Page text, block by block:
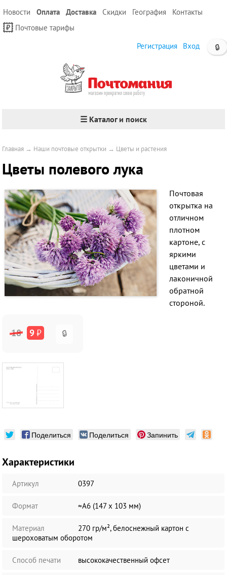
Новости Оплата Доставка Скидки География
Контакты
Почтовые тарифы
🔒
Регистрация Вход
☰ Каталог и поиск
Главная → Наши почтовые открытки → Цветы и растения
Цветы полевого лука
Почтовая
открытка на
отличном
плотном
картоне, с
яркими
цветами и
лаконичной
обратной
стороной.
18 9₽ 🔒
Поделиться Поделиться Запинить
Характеристики
Артикул 0397
Формат ≈А6 (147 х 103 мм)
Материал
270 гр/м², белоснежный картон с
шероховатым оборотом
Способ печати высококачественный офсет